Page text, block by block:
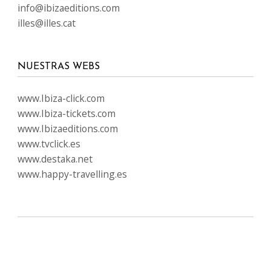
info@ibizaeditions.com
illes@illes.cat
NUESTRAS WEBS
www.Ibiza-click.com
www.Ibiza-tickets.com
www.Ibizaeditions.com
www.tvclick.es
www.destaka.net
www.happy-travelling.es